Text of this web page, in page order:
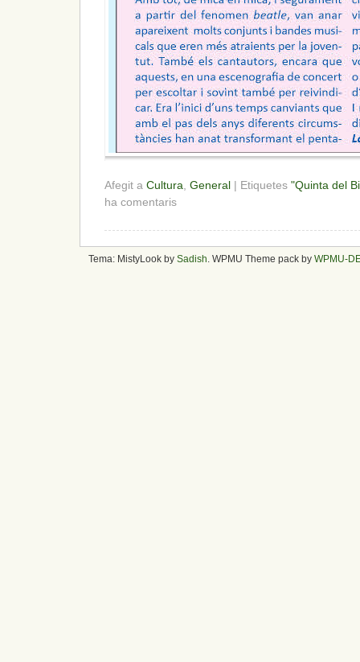
Afegit a Cultura General | Etiquetes "Quinta del
ha comentaris
Tema: MistyLook by Sadish. WPMU Theme pack by WPMU-